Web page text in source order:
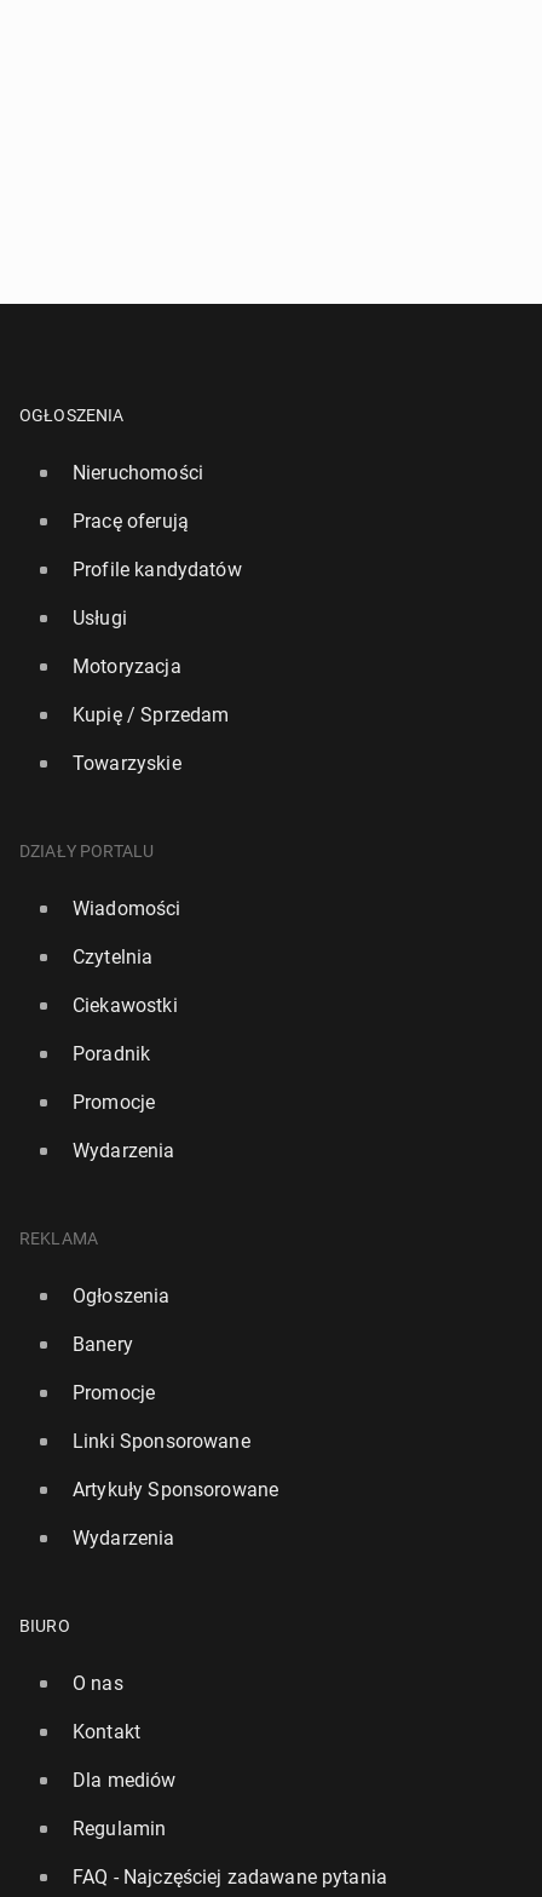
OGŁOSZENIA
Nieruchomości
Pracę oferują
Profile kandydatów
Usługi
Motoryzacja
Kupię / Sprzedam
Towarzyskie
DZIAŁY PORTALU
Wiadomości
Czytelnia
Ciekawostki
Poradnik
Promocje
Wydarzenia
REKLAMA
Ogłoszenia
Banery
Promocje
Linki Sponsorowane
Artykuły Sponsorowane
Wydarzenia
BIURO
O nas
Kontakt
Dla mediów
Regulamin
FAQ - Najczęściej zadawane pytania